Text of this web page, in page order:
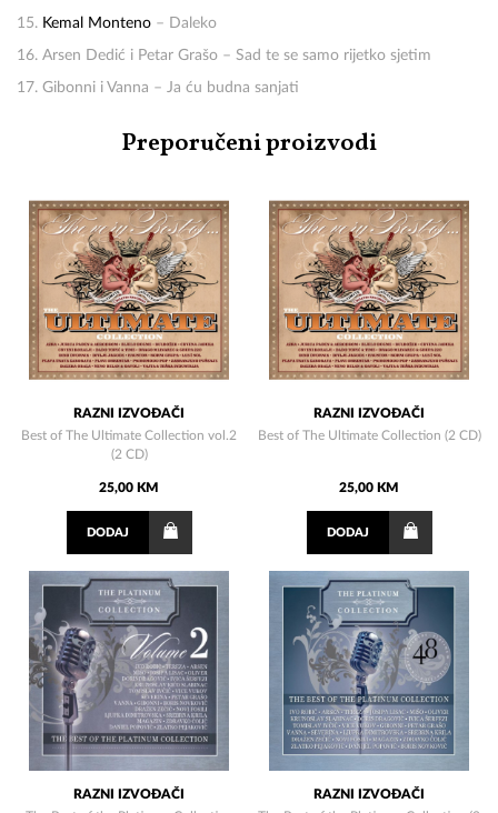
15. Kemal Monteno – Daleko
16. Arsen Dedić i Petar Grašo – Sad te se samo rijetko sjetim
17. Gibonni i Vanna – Ja ću budna sanjati
Preporučeni proizvodi
RAZNI IZVOĐAČI
Best of The Ultimate Collection vol.2
(2 CD)
25,00 KM
DODAJ
RAZNI IZVOĐAČI
Best of The Ultimate Collection (2 CD)
25,00 KM
DODAJ
RAZNI IZVOĐAČI
RAZNI IZVOĐAČI